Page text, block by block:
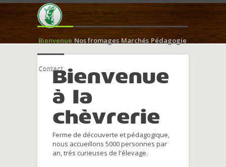
Bienvenue Nos fromages Marchés Pédagogie
ContactBienvenue
à la
chèvrerie
Ferme de découverte et pédagogique,
nous accueillons 5000 personnes par
an, trés curieuses de l'élevage.